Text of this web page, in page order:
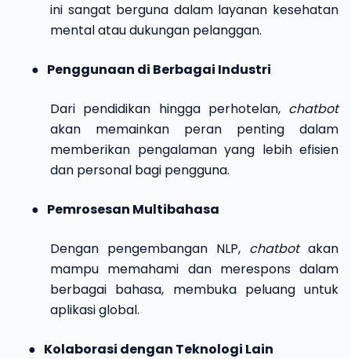
ini sangat berguna dalam layanan kesehatan
mental atau dukungan pelanggan.
● Penggunaan di Berbagai Industri
Dari pendidikan hingga perhotelan, chatbot
akan memainkan peran penting dalam
memberikan pengalaman yang lebih efisien
dan personal bagi pengguna.
● Pemrosesan Multibahasa
Dengan pengembangan NLP, chatbotakan
mampu memahami dan merespons dalam
berbagai bahasa, membuka peluang untuk
aplikasi global.
● Kolaborasi dengan Teknologi Lain